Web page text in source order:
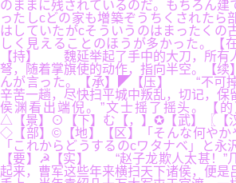
のままに残されているのだ。もちろん建
ったしcどの家も増築ぞうちくされたら
はしていたがcそういうのはまったくの
しく見えることのほうが多かった。【
【持】 魏延举起了手中的大刀，所有
弩，随着掌旗使的动作，指向半空。【续
んが言った。【承】◤【压】 “不可掉
辛苦一趟，尽快扫平城中叛乱，切记，保
侯渊看出端倪。”文士摇了摇头。【
△【景】⊙【下】む【，】✪【武】〖【
◇【部】©【地】【区】「そんな何やか
「これからどうするのcワタナベ」と永
【要】☭【实】 “赵子龙欺人太甚！”
起来，曹军这些年来横扫天下诸侯，便是